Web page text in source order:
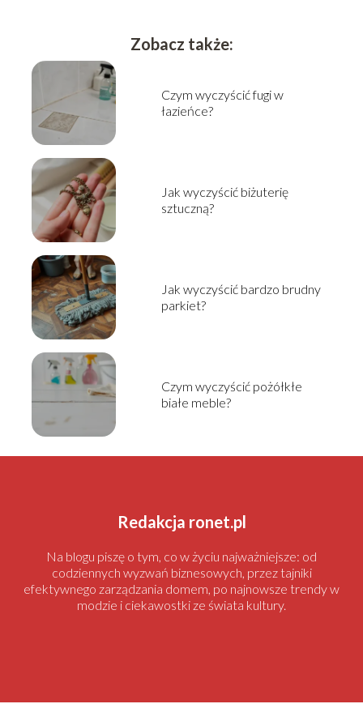
Zobacz także:
Czym wyczyścić fugi w
łazieńce?
Jak wyczyścić biżuterię
sztuczną?
Jak wyczyścić bardzo brudny
parkiet?
Czym wyczyścić pożółkłe
białe meble?
Redakcja ronet.pl
Na blogu piszę o tym, co w życiu najważniejsze: od
codziennych wyzwań biznesowych, przez tajniki
efektywnego zarządzania domem, po najnowsze trendy w
modzie i ciekawostki ze świata kultury.